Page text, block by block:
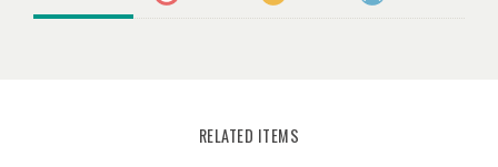
RELATED ITEMS